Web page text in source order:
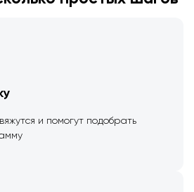
и помогут подобрать